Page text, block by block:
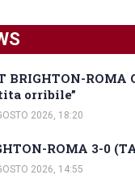
BRIGHTON-ROMA
orribile”
2026, 18:20
ROMA 3-0
2026, 14:55